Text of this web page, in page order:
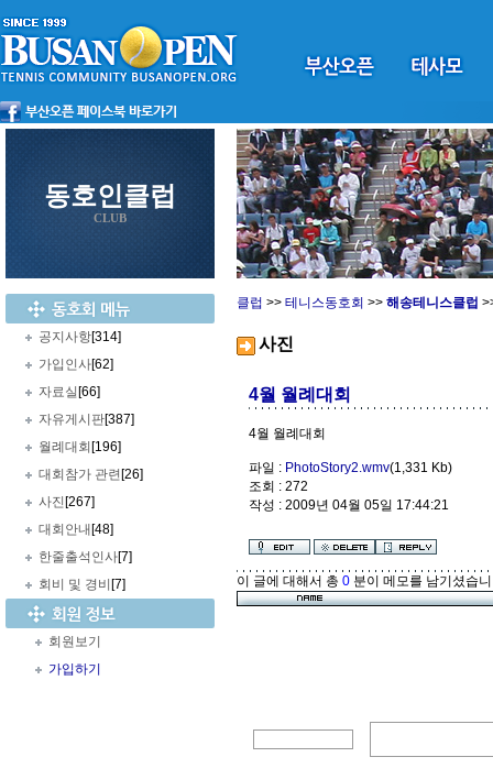
동호인클럽
CLUB
공지사항[314]
가입인사[62]
자료실 [66]
자유게시판[387]
월례대회 [196]
대회참가 관련 [26]
사진 [267]
대회안내 [48]
한줄출석인사[7]
회비 및 경비 [7]
회원보기
가입하기
클럽 >> 테니스동호회 >> 해송테니스클럽
사진
4월 월례대회
4월 월례대회
파일 : PhotoStory2.wmv(1,331 Kb)
조회 : 272
작성 : 2009년 04월 05일 17:44:21
이 글에 대해서 총 0 분이 메모를 남기셨습